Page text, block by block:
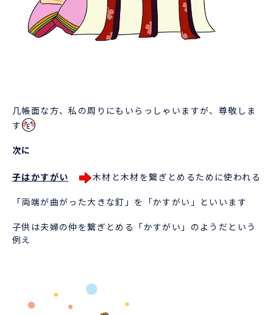
几帳面な方、私の周りにもいらっしゃいますが、尊敬しま
す
次に
子はかすがい 木材と木材を繋ぎとめるために使われる
「両端が曲がった大きな釘」を「かすがい」といいます
子供は夫婦の仲を繋ぎとめる「かすがい」のようだという
例え